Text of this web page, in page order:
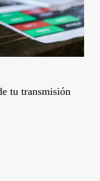
tu transmisión